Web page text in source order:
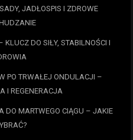
JADŁOSPIS I ZDROWE
KLUCZ DO SIŁY, STABILNOŚCI I
PO TRWAŁEJ ONDULACJI –
I REGENERACJA
DO MARTWEGO CIĄGU – JAKIE